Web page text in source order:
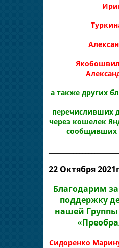
а также других
перечисливших
через кошелек
сообщивших
22 Октября
Благодарим
поддержку
нашей
Сидоренко